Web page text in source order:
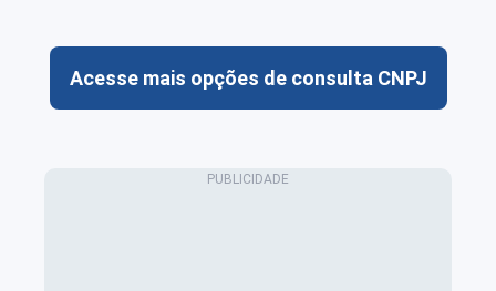
Acesse mais opções de consulta CNPJ